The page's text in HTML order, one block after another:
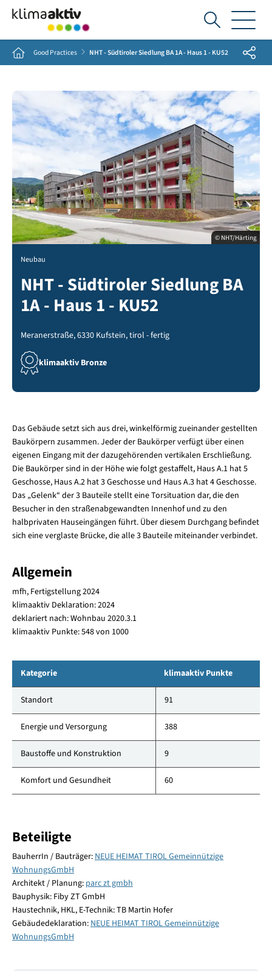
Ich
suche...
Home Good Practices NHT - Südtiroler Siedlung BA 1A - Haus 1 - KU52 Share
© NHT/Härting
Neubau
NHT - Südtiroler Siedlung BA
1A - Haus 1 - KU52
Meranerstraße, 6330 Kufstein, tirol - fertig
klimaaktiv Bronze
Das Gebäude setzt sich aus drei, winkelförmig zueinander gestellten
Baukörpern zusammen. Jeder der Baukörper verfügt über einen
eigenen Eingang mit der dazugehörenden vertikalen Erschließung.
Die Baukörper sind in der Höhe wie folgt gestaffelt, Haus A.1 hat 5
Geschosse, Haus A.2 hat 3 Geschosse und Haus A.3 hat 4 Geschosse.
Das „Gelenk“ der 3 Bauteile stellt eine Torsituation dar, die den
Besucher in den straßenabgewandten Innenhof und zu den
halbprivaten Hauseingängen führt. Über diesem Durchgang befindet
sich eine verglaste Brücke, die alle 3 Bauteile miteinander verbindet.
Allgemein
mfh, Fertigstellung 2024
klimaaktiv Deklaration: 2024
deklariert nach: Wohnbau 2020.3.1
klimaaktiv Punkte: 548 von 1000
Kategorie klimaaktiv Punkte
Standort 91
Energie und Versorgung 388
Baustoffe und Konstruktion 9
Komfort und Gesundheit 60
Beteiligte
BauherrIn / Bauträger:NEUE HEIMAT TIROL Gemeinnützige
WohnungsGmbH
Architekt / Planung: parc zt gmbh
Bauphysik: Fiby ZT GmbH
Haustechnik, HKL, E-Technik: TB Martin Hofer
Gebäudedeklaration:NEUE HEIMAT TIROL Gemeinnützige
WohnungsGmbH